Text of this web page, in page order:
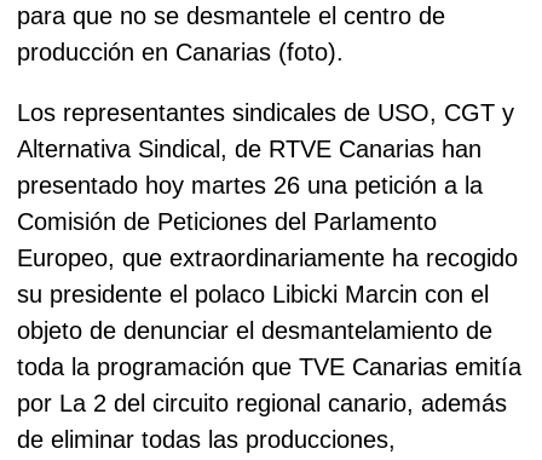
para que no se desmantele el centro de
producción en Canarias (foto).
Los representantes sindicales de USO, CGT y
Alternativa Sindical, de RTVE Canarias han
presentado hoy martes 26 una petición a la
Comisión de Peticiones del Parlamento
Europeo, que extraordinariamente ha recogido
su presidente el polaco Libicki Marcin con el
objeto de denunciar el desmantelamiento de
toda la programación que TVE Canarias emitía
por La 2 del circuito regional canario, además
de eliminar todas las producciones,